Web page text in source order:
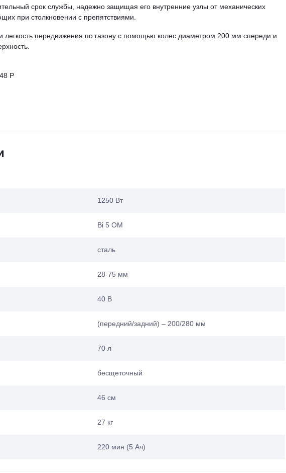
срок службы, надежно защищая его внутренние узлы от механических
при столкновении с препятствиями.
легкость передвижения по газону с помощью колес диаметром 200 мм спереди и
P
1250 Вт
Bi 5 OM
сталь
28-75 мм
40 В
(передний/задний) – 200/280 мм
70 л
бесщеточный
46 см
27 кг
220 мин (5 Ач)